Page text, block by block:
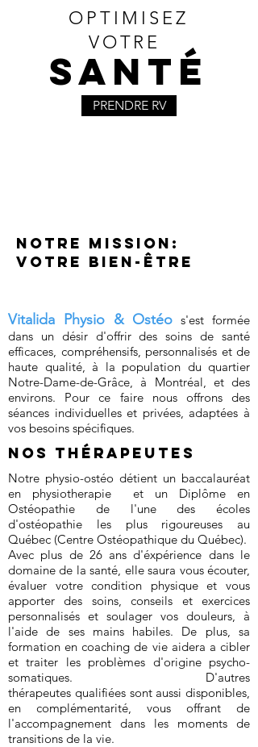
OPTIMISEZ
VOTRE
SANTÉ
PRENDRE RV
Notre Mission:
votre bien-être
Vitalida Physio & Ostéo s'est formée
dans un désir d'offrir des soins de santé
efficaces, compréhensifs, personnalisés et de
haute qualité, à la population du quartier
Notre-Dame-de-Grâce, à Montréal, et des
environs. Pour ce faire nous offrons des
séances individuelles et privées, adaptées à
vos besoins spécifiques.
Nos Thérapeutes
Notre physio-ostéo détient un baccalauréat
en physiotherapie et un Diplôme en
Ostéopathie de l'une des écoles
d'ostéopathie les plus rigoureuses au
Québec (Centre Ostéopathique du Québec).
Avec plus de 26 ans d'éxpérience dans le
domaine de la santé, elle saura vous écouter,
évaluer votre condition physique et vous
apporter des soins, conseils et exercices
personnalisés et soulager vos douleurs, à
l'aide de ses mains habiles. De plus, sa
formation en coaching de vie aidera a cibler
et traiter les problèmes d'origine psycho-
somatiques. D'autres
thérapeutes qualifiées sont aussi disponibles,
en complémentarité, vous offrant de
l'accompagnement dans les moments de
transitions de la vie.